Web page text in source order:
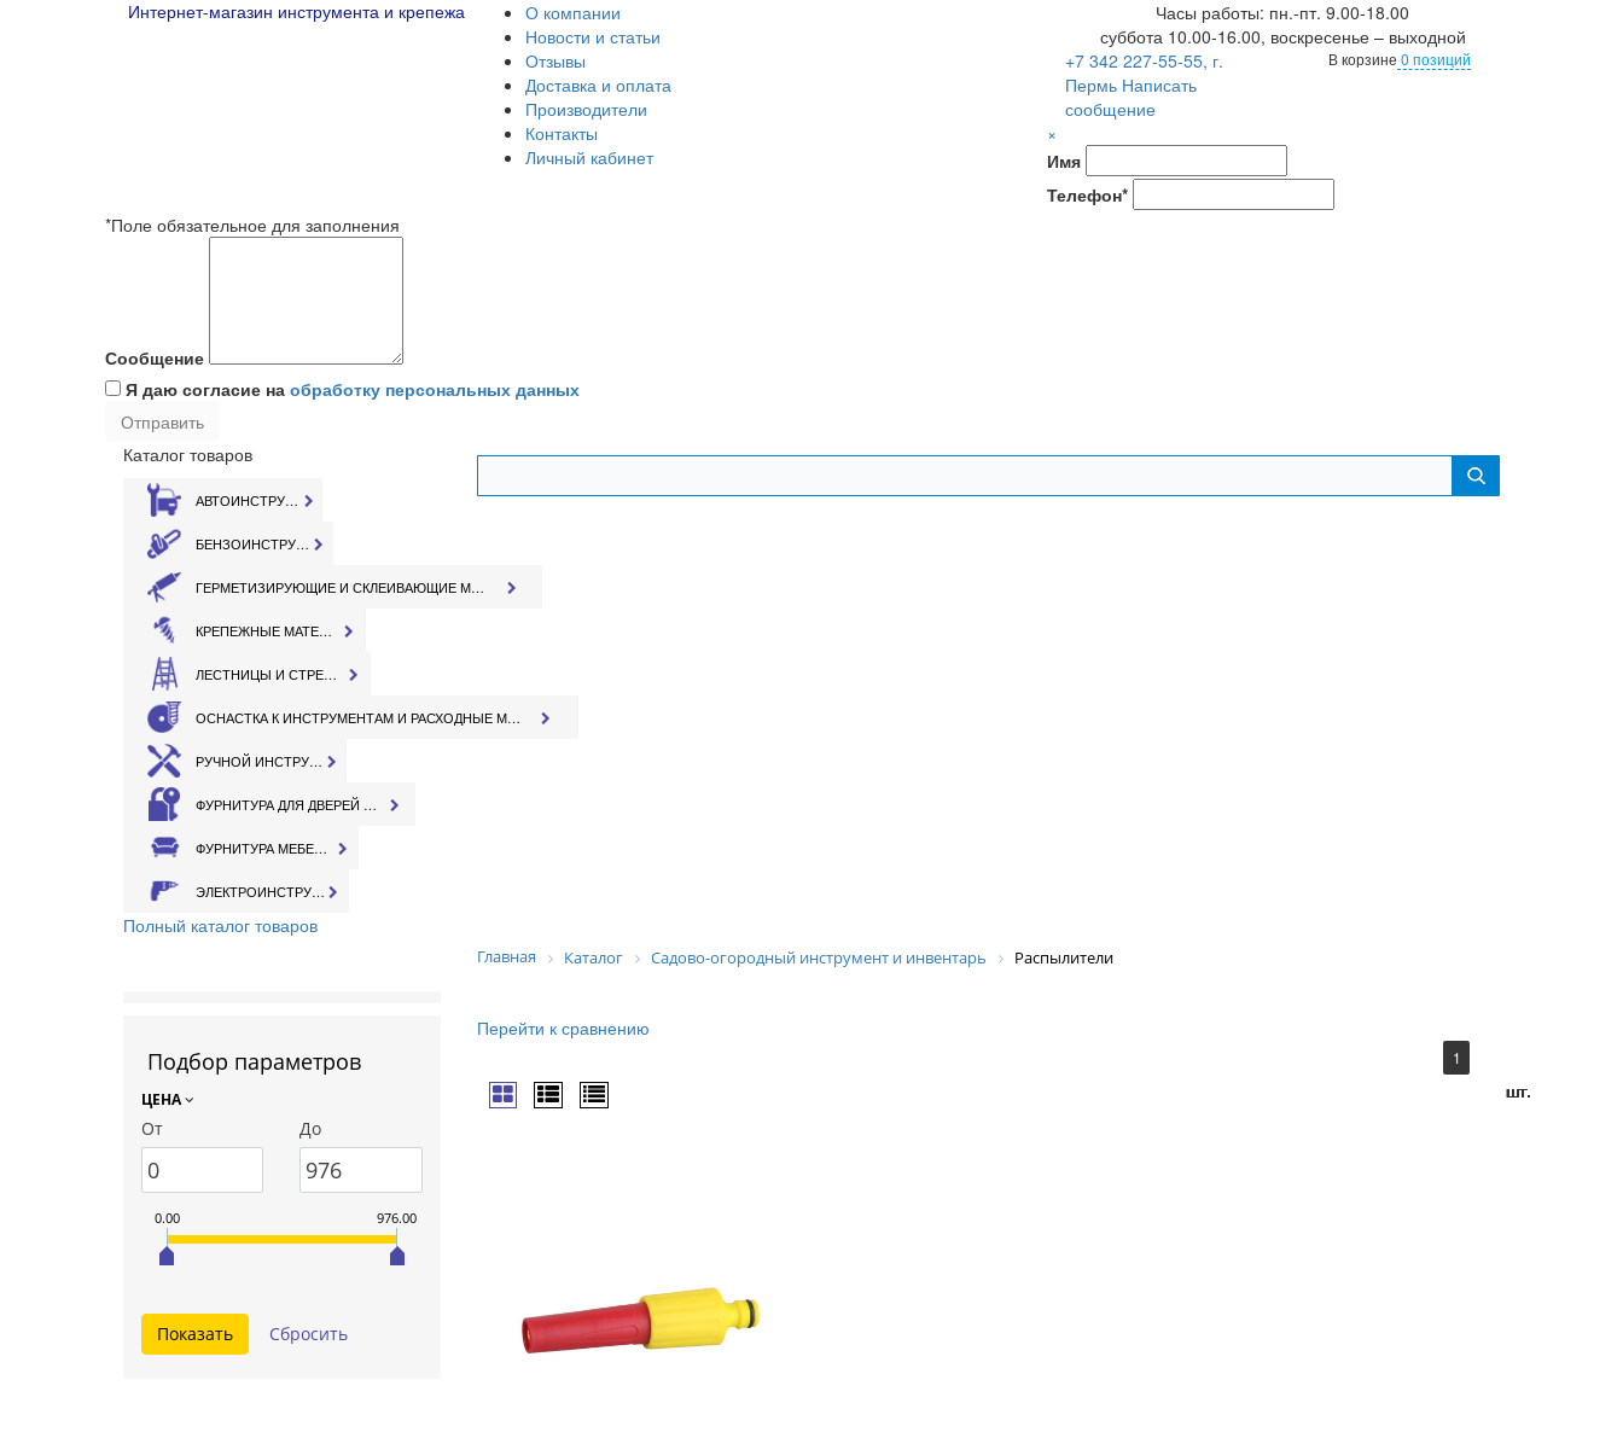
Интернет-магазин инструмента и крепежа
О компании
Новости и статьи
Отзывы
Доставка и оплата
Производители
Контакты
Личный кабинет
Часы работы: пн.-пт. 9.00-18.00
суббота 10.00-16.00, воскресенье – выходной
+7 342 227-55-55, г.
Пермь Написать
сообщение
В корзине 0 позиций
×
Имя
Телефон*
*Поле обязательное для заполнения
Сообщение
Я даю согласие на обработку персональных данных
Каталог товаров
АВТОИНСТРУМЕНТ
БЕНЗОИНСТРУМЕНТ
ГЕРМЕТИЗИРУЮЩИЕ И СКЛЕИВАЮЩИЕ МАТЕРИАЛЫ
КРЕПЕЖНЫЕ МАТЕРИАЛЫ
ЛЕСТНИЦЫ И СТРЕМЯНКИ
ОСНАСТКА К ИНСТРУМЕНТАМ И РАСХОДНЫЕ МАТЕРИАЛЫ
РУЧНОЙ ИНСТРУМЕНТ
ФУРНИТУРА ДЛЯ ДВЕРЕЙ И ОКОН
ФУРНИТУРА МЕБЕЛЬНАЯ
ЭЛЕКТРОИНСТРУМЕНТ
Полный каталог товаров
Главная Каталог Садово-огородный инструмент и инвентарь Распылители
Подбор параметров
ЦЕНА
От До
0.00 976.00
Перейти к сравнению
1
шт.
шт.
шт.
шт.
шт.
шт.
шт.
шт.
шт.
шт.
шт.
шт.
шт.
шт.
шт.